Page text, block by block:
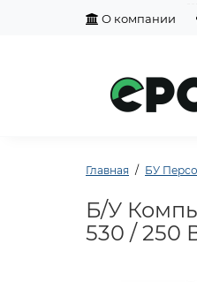
О компании
Главная БУ
Б/У
530 / 250